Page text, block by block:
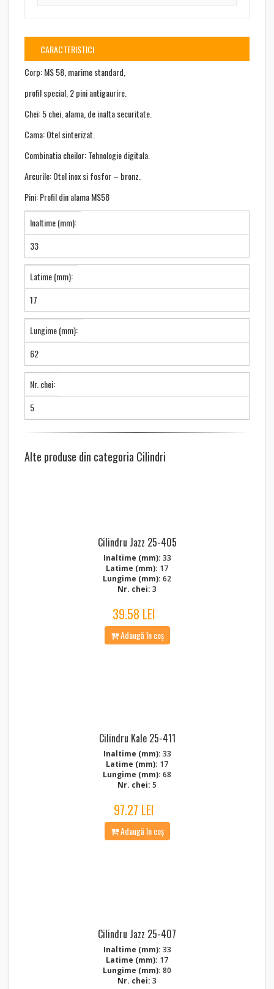
CARACTERISTICI
Corp: MS 58, marime standard,
profil special, 2 pini antigaurire.
Chei: 5 chei, alama, de inalta securitate.
Cama: Otel sinterizat.
Combinatia cheilor: Tehnologie digitala.
Arcurile: Otel inox si fosfor – bronz.
Pini: Profil din alama MS58
Inaltime (mm):
33
Latime (mm):
17
Lungime (mm):
62
Nr. chei:
5
Alte produse din categoria Cilindri
Cilindru Jazz 25-405
Inaltime (mm): 33
Latime (mm): 17
Lungime (mm): 62
Nr. chei: 3
39.58 LEI
Adaugă în coș
Cilindru Kale 25-411
Inaltime (mm): 33
Latime (mm): 17
Lungime (mm): 68
Nr. chei: 5
97.27 LEI
Adaugă în coș
Cilindru Jazz 25-407
Inaltime (mm): 33
Latime (mm): 17
Lungime (mm): 80
Nr. chei: 3